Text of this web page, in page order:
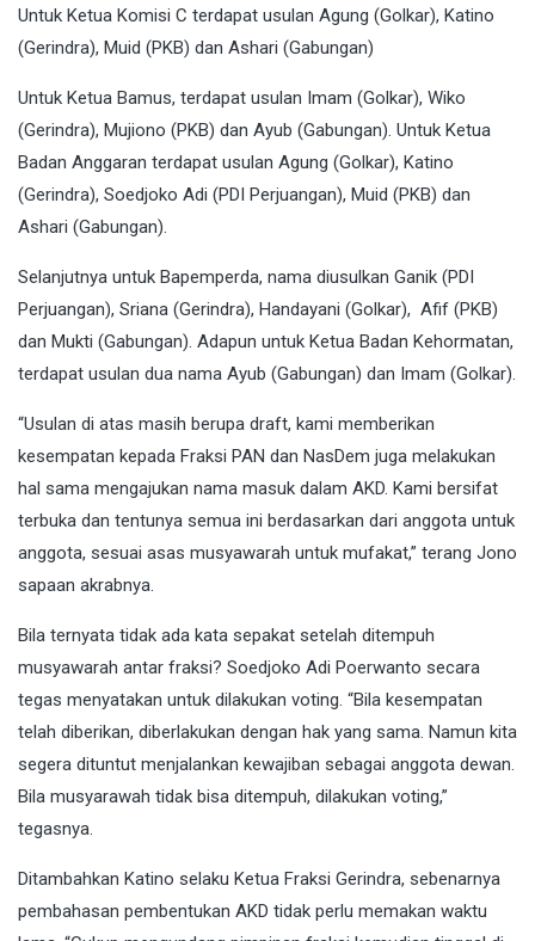
Untuk Ketua Komisi C terdapat usulan Agung (Golkar), Katino
(Gerindra), Muid (PKB) dan Ashari (Gabungan)
Untuk Ketua Bamus, terdapat usulan Imam (Golkar), Wiko
(Gerindra), Mujiono (PKB) dan Ayub (Gabungan). Untuk Ketua
Badan Anggaran terdapat usulan Agung (Golkar), Katino
(Gerindra), Soedjoko Adi (PDI Perjuangan), Muid (PKB) dan
Ashari (Gabungan).
Selanjutnya untuk Bapemperda, nama diusulkan Ganik (PDI
Perjuangan), Sriana (Gerindra), Handayani (Golkar), Afif (PKB)
dan Mukti (Gabungan). Adapun untuk Ketua Badan Kehormatan,
terdapat usulan dua nama Ayub (Gabungan) dan Imam (Golkar).
“Usulan di atas masih berupa draft, kami memberikan
kesempatan kepada Fraksi PAN dan NasDem juga melakukan
hal sama mengajukan nama masuk dalam AKD. Kami bersifat
terbuka dan tentunya semua ini berdasarkan dari anggota untuk
anggota, sesuai asas musyawarah untuk mufakat,” terang Jono
sapaan akrabnya.
Bila ternyata tidak ada kata sepakat setelah ditempuh
musyawarah antar fraksi? Soedjoko Adi Poerwanto secara
tegas menyatakan untuk dilakukan voting. “Bila kesempatan
telah diberikan, diberlakukan dengan hak yang sama. Namun kita
segera dituntut menjalankan kewajiban sebagai anggota dewan.
Bila musyarawah tidak bisa ditempuh, dilakukan voting,”
tegasnya.
Ditambahkan Katino selaku Ketua Fraksi Gerindra, sebenarnya
pembahasan pembentukan AKD tidak perlu memakan waktu